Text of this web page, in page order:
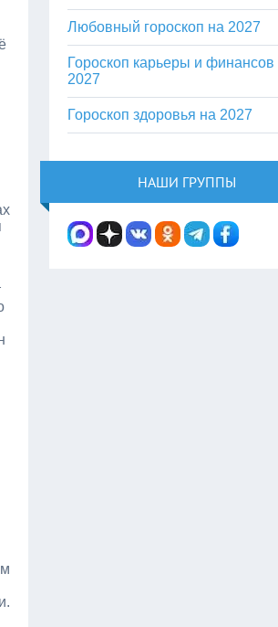
Любовный гороскоп на 2027
Гороскоп карьеры и финансов
2027
Гороскоп здоровья на 2027
НАШИ ГРУППЫ